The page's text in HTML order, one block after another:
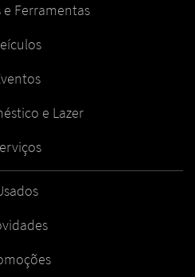
e Ferramentas
e Lazer